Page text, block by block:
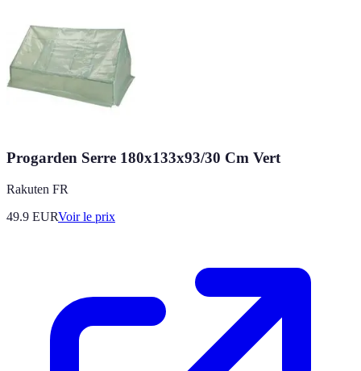
Progarden Serre 180x133x93/30 Cm Vert
Rakuten FR
49.9 EURVoir le prix